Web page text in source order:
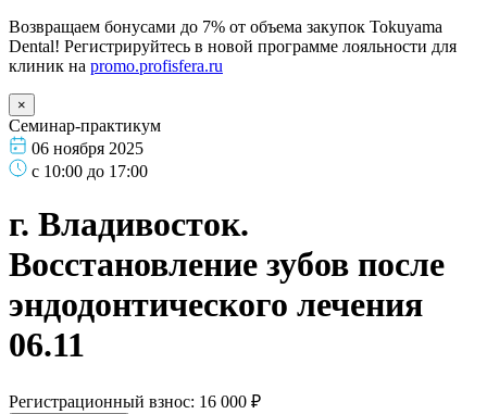
Возвращаем бонусами до 7% от объема закупок Tokuyama
Dental! Регистрируйтесь в новой программе лояльности для
клиник на promo.profisfera.ru
×
Семинар-практикум
06 ноября 2025
с 10:00 до 17:00
г. Владивосток.
Восстановление зубов после
эндодонтического лечения
06.11
Регистрационный взнос: 16 000 ₽